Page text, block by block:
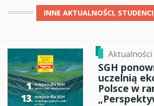
INNE AKTUALNOŚCI,
Aktualności
SGH
uczelnią
Polsce w